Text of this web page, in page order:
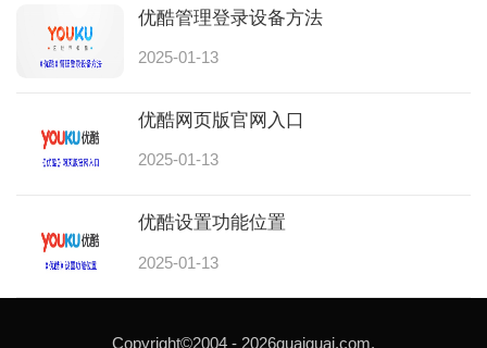
优酷管理登录设备方法
2025-01-13
优酷网页版官网入口
2025-01-13
优酷设置功能位置
2025-01-13
Copyright©2004 - 2026guaiguai.com.